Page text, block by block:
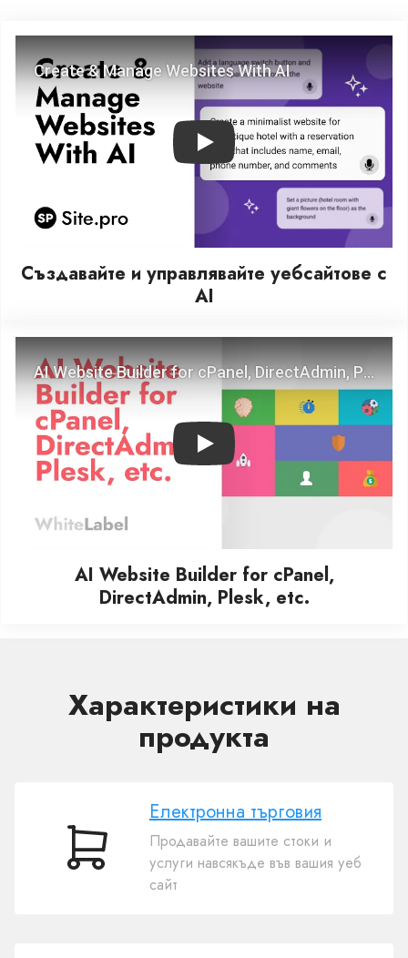
Play
Създавайте и управлявайте уебсайтове с
AI
Play
AI Website Builder for cPanel,
DirectAdmin, Plesk, etc.
Характеристики на
продукта
Електронна
Електронна търговия
Продавайте вашите стоки и
услуги навсякъде във вашия уеб
сайт